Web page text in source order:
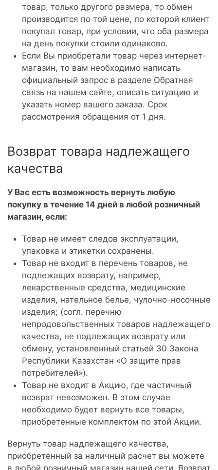
товар, только другого размера, то обмен
производится по той цене, по которой клиент
покупал товар, при условии, что оба размера
на день покупки стоили одинаково.
Если Вы приобретали товар через интернет-
магазин, то вам необходимо написать
официальный запрос в разделе Обратная
связь на нашем сайте, описать ситуацию и
указать номер вашего заказа. Срок
рассмотрения обращения от 1 дня.
Возврат товара надлежащего
качества
У Вас есть возможность вернуть любую
покупку в течение 14 дней в любой розничный
магазин, если:
Товар не имеет следов эксплуатации,
упаковка и этикетки сохранены.
Товар не входит в перечень товаров, не
подлежащих возврату, например,
лекарственные средства, медицинские
изделия, нательное белье, чулочно-носочные
изделия; (согл. перечню
непродовольственных товаров надлежащего
качества, не подлежащих возврату или
обмену, установленный статьей 30 Закона
Республики Казахстан «О защите прав
потребителей»).
Товар не входит в Акцию, где частичный
возврат невозможен. В этом случае
необходимо будет вернуть все товары,
приобретенные комплектом по этой Акции.
Вернуть товар надлежащего качества,
приобретенный за наличный расчет вы можете
в любой розничный магазин нашей сети. Возврат